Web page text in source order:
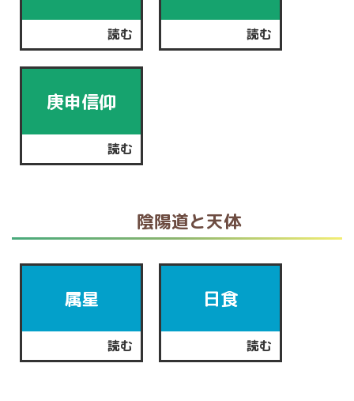
読む 読む
庚申信仰
読む
陰陽道と天体
属星
読む
日食
読む